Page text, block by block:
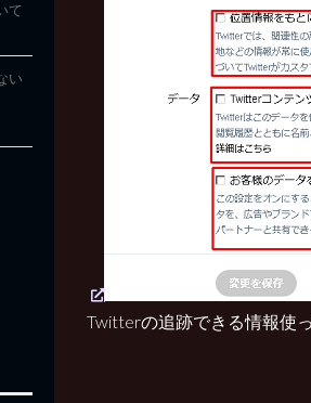
Twitterの追跡できる情報使
て
い